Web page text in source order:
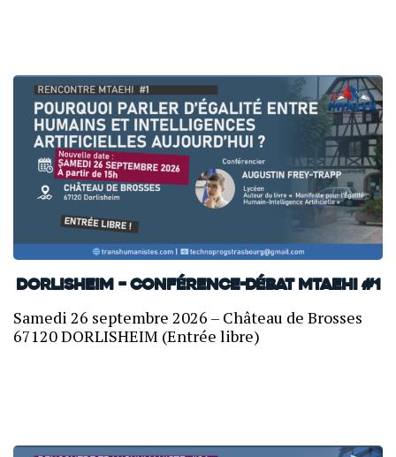
Dorlisheim – Conférence-débat MTAEHI #1
Samedi 26 septembre 2026 – Château de Brosses
67120 DORLISHEIM (Entrée libre)